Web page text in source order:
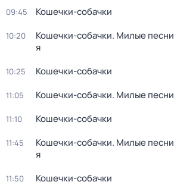
09:45 Кошечки-собачки
10:20 Кошечки-собачки. Милые песни
я
10:25 Кошечки-собачки
11:05 Кошечки-собачки. Милые песни
11:10 Кошечки-собачки
11:45 Кошечки-собачки. Милые песни
я
11:50 Кошечки-собачки